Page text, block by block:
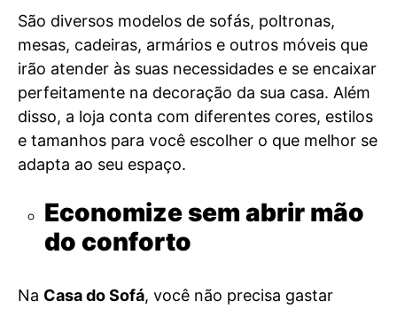
São diversos modelos de sofás, poltronas,
mesas, cadeiras, armários e outros móveis que
irão atender às suas necessidades e se encaixar
perfeitamente na decoração da sua casa. Além
disso, a loja conta com diferentes cores, estilos
e tamanhos para você escolher o que melhor se
adapta ao seu espaço.
Economize sem abrir mão
do conforto
Na Casa do Sofá, você não precisa gastar